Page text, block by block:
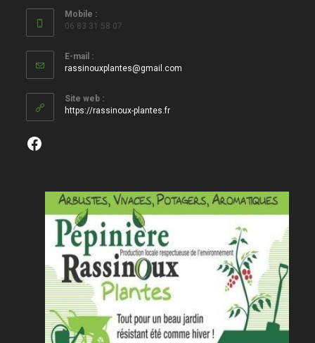
Mobile :
06 83 31 58 07
E-mail :
rassinouxplantes@gmail.com
Site web :
https://rassinoux-plantes.fr
Facebook